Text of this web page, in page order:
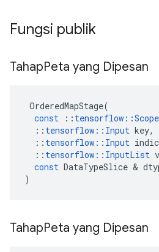
Fungsi publik
TahapPeta yang Dipesan
OrderedMapStage(
const
:: tensorflow ::Scope
:: tensorflow :: Input key,
:: tensorflow :: Input
:: tensorflow :: InputList
const DataTypeSlice &
)
TahapPeta yang Dipesan